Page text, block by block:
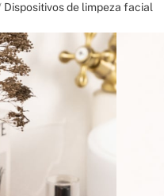
Dispositivos de limpeza facial